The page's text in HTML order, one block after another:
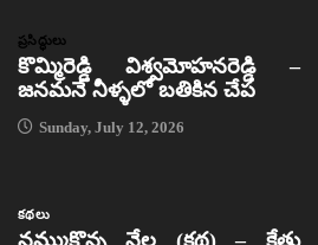
ప్రసిద్ధులు
కొమ్మిరెడ్డి విశ్వమోహనరెడ్డి –
జనమనే నీళ్ళలో బతికిన చేప
Sunday, July 12, 2026
కథలు